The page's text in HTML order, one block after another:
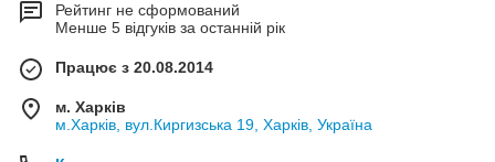
Рейтинг не сформований
Менше 5 відгуків за останній рік
Працює з 20.08.2014
м. Харків
м.Харків, вул.Киргизська 19, Харків, Україна